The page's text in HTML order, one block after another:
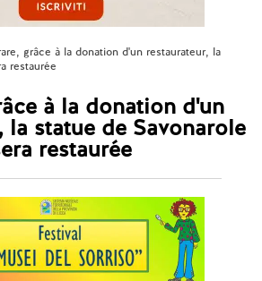
grâce à la donation d'un restaurateur, la
restaurée
à la donation d'un
la statue de Savonarole
restaurée